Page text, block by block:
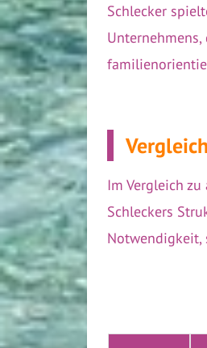
Schlecker
Im Vergleich
Schleckers
Notwendigkeit,